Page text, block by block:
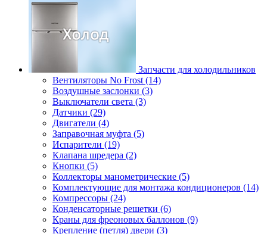
Запчасти для холодильников
Вентиляторы No Frost (14)
Воздушные заслонки (3)
Выключатели света (3)
Датчики (29)
Двигатели (4)
Заправочная муфта (5)
Испарители (19)
Клапана шредера (2)
Кнопки (5)
Коллекторы манометрические (5)
Комплектующие для монтажа кондиционеров (14)
Компрессоры (24)
Конденсаторные решетки (6)
Краны для фреоновых баллонов (9)
Крепление (петля) двери (3)